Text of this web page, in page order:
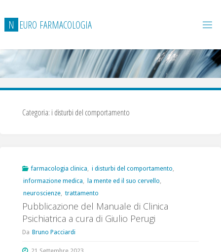
contenuto
N EURO FARMACOLOGIA
Categoria: i disturbi del comportamento
farmacologia clinica, i disturbi del comportamento,
informazione medica, la mente ed il suo cervello,
neuroscienze, trattamento
Pubblicazione del Manuale di Clinica
Psichiatrica a cura di Giulio Perugi
Da Bruno Pacciardi